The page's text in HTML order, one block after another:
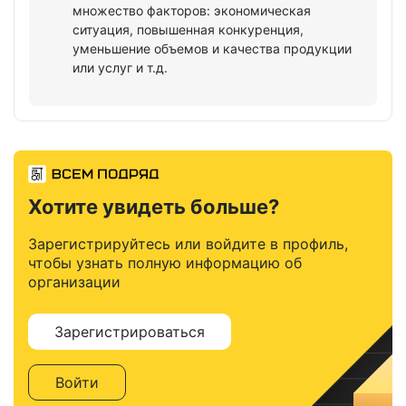
множество факторов: экономическая
ситуация, повышенная конкуренция,
уменьшение объемов и качества продукции
или услуг и т.д.
Хотите увидеть больше?
Зарегистрируйтесь или войдите в профиль,
чтобы узнать полную информацию об
организации
Зарегистрироваться
Войти